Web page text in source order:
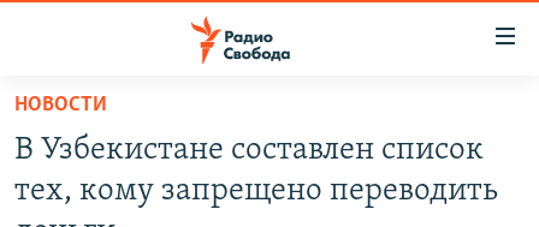
упрощенного
доступа
ПРОГРАММЫ
АВТОРСКИЕ ПРОЕКТЫ
НОВОСТИ
В Узбекистане составлен список
тех, кому запрещено переводить